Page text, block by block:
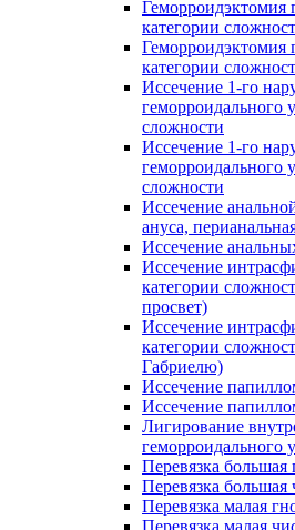
категории
категории
Иссечение 1-го
геморроидального
сложности
Иссечение 1-го
геморроидального
сложности
Иссечение
ануса,
Иссечение
Иссечение
категории
просвет)
Иссечение
категории
Габриелю)
Иссечение
Иссечение
Лигирование
геморроидального
Перевязка большая
Перевязка большая
Перевязка малая
Перевязка малая